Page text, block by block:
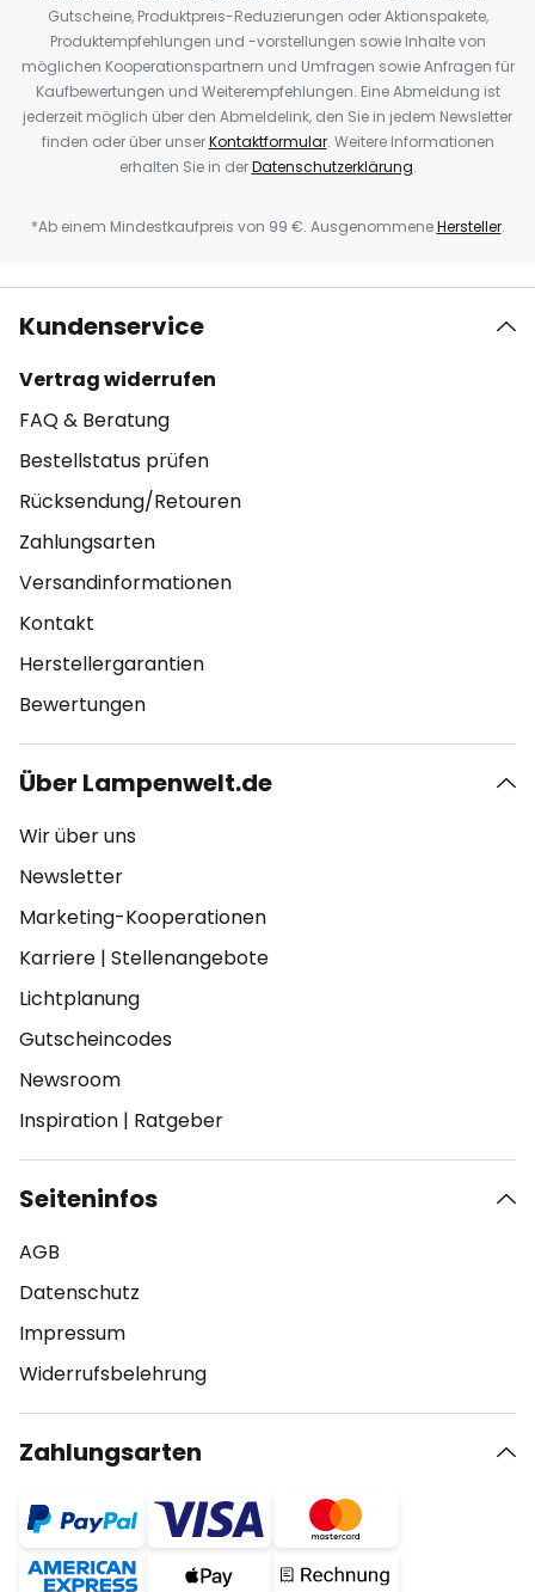
Gutscheine, Produktpreis-Reduzierungen oder Aktionspakete,
Produktempfehlungen und -vorstellungen sowie Inhalte von
möglichen Kooperationspartnern und Umfragen sowie Anfragen für
Kaufbewertungen und Weiterempfehlungen. Eine Abmeldung ist
jederzeit möglich über den Abmeldelink, den Sie in jedem Newsletter
finden oder über unserKontaktformular. Weitere Informationen
erhalten Sie in derDatenschutzerklärung.
*Ab einem Mindestkaufpreis von 99 €. AusgenommeneHersteller.
Kundenservice
Vertrag widerrufen
FAQ & Beratung
Bestellstatus prüfen
Rücksendung/Retouren
Zahlungsarten
Versandinformationen
Kontakt
Herstellergarantien
Bewertungen
Über Lampenwelt.de
Wir über uns
Newsletter
Marketing-Kooperationen
Karriere | Stellenangebote
Lichtplanung
Gutscheincodes
Newsroom
Inspiration | Ratgeber
Seiteninfos
AGB
Datenschutz
Impressum
Widerrufsbelehrung
Zahlungsarten